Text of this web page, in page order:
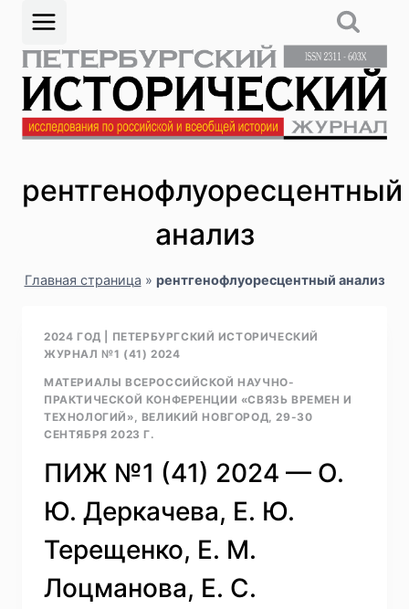
Перейти
содержимому
рентгенофлуоресцентный
анализ
Главная страница » рентгенофлуоресцентный анализ
2024 ГОД
ПЕТЕРБУРГСКИЙ ИСТОРИЧЕСКИЙ
ЖУРНАЛ №1 (41) 2024
МАТЕРИАЛЫ ВСЕРОССИЙСКОЙ НАУЧНО-
ПРАКТИЧЕСКОЙ КОНФЕРЕНЦИИ «CВЯЗЬ ВРЕМЕН И
ТЕХНОЛОГИЙ», ВЕЛИКИЙ НОВГОРОД, 29-30
СЕНТЯБРЯ 2023 Г.
ПИЖ №1 (41) 2024 — О.
Ю. Деркачева, Е. Ю.
Терещенко, Е. М.
Лоцманова, Е. С.